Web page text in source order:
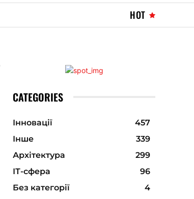
HOT
CATEGORIES
Інновації
457
Інше
339
Архітектура
299
ІТ-сфера
96
Без категорії
4